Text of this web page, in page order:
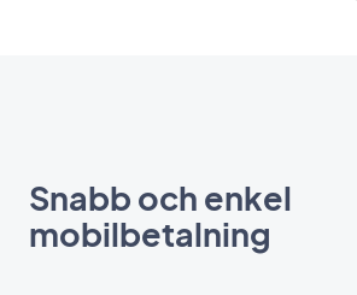
Snabb och enkel
mobilbetalning